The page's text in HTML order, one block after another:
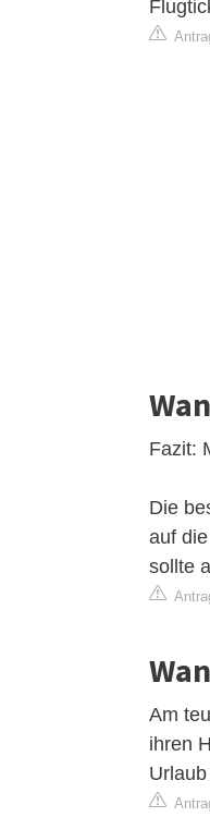
Fazit:
Die
auf
sollte
Am
ihren